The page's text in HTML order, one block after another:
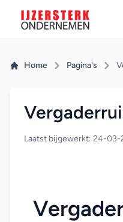
Home Pagina's
Laatst bijgewerkt: 24-03-